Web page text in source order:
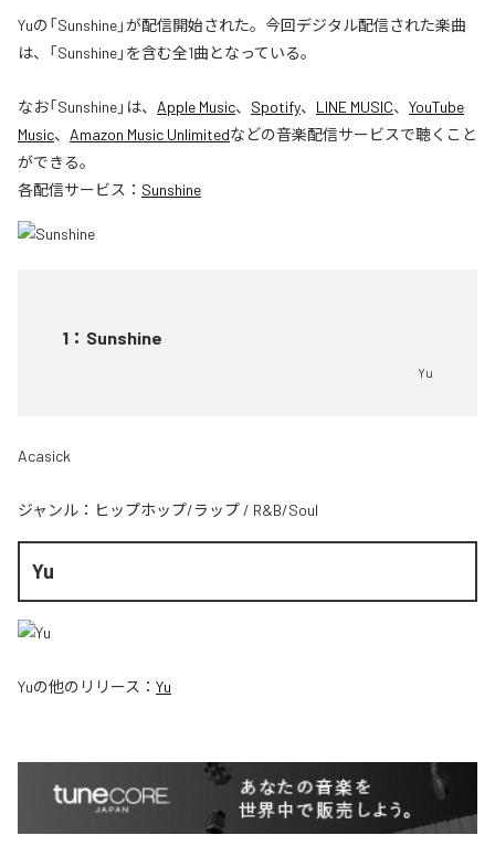
Yuの「Sunshine」が配信開始された。今回デジタル配信された楽曲
は、「Sunshine」を含む全1曲となっている。
なお「Sunshine」は、 Apple Music、 Spotify、 LINE MUSIC、 YouTube
Music、 Amazon Music Unlimitedなどの音楽配信サービスで聴くこと
ができる。
各配信サービス： Sunshine
1 ： Sunshine
Yu
Acasick
ジャンル： ヒップホップ/ラップ / R&B/Soul
Yu
Yuの他のリリース： Yu